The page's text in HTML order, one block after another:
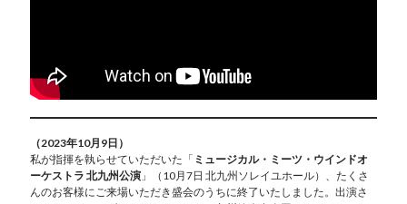
（2023年10月9日）
私が指揮を執らせていただいた「 ミュージカル・ミーツ・ウインドオ
ーケストラ 北九州公演 」（10月7日 北九州ソレイユホール）、たくさ
んのお客様にご来場いただき盛会のうちに終了いたしました。出演さ